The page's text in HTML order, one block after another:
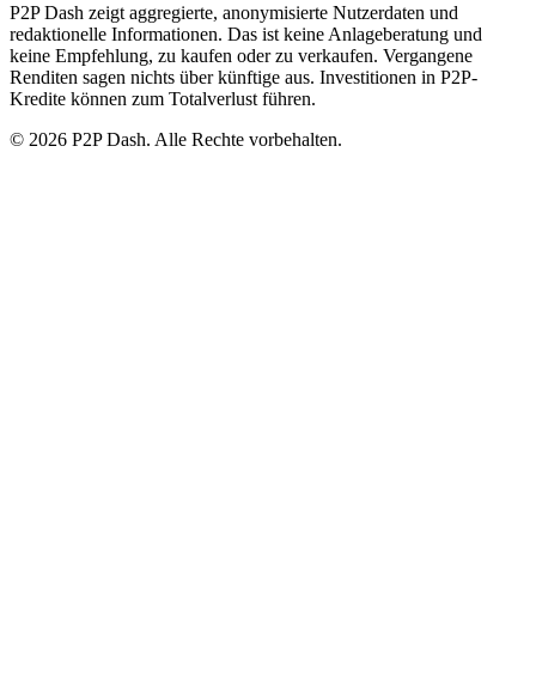
P2P Dash zeigt aggregierte, anonymisierte Nutzerdaten und
redaktionelle Informationen. Das ist keine Anlageberatung und
keine Empfehlung, zu kaufen oder zu verkaufen. Vergangene
Renditen sagen nichts über künftige aus. Investitionen in P2P-
Kredite können zum Totalverlust führen.
© 2026 P2P Dash. Alle Rechte vorbehalten.